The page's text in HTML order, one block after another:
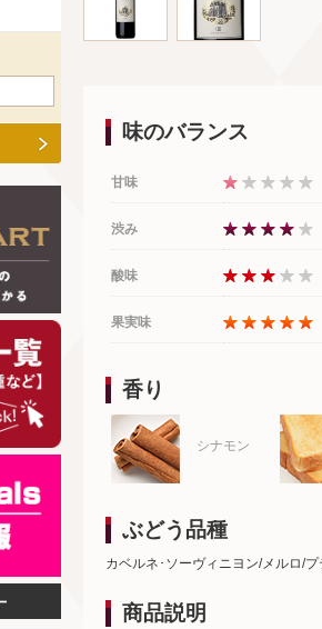
味のバランス
甘味
渋み
酸味
果実味
香り
シナモン
ぶどう品種
カベルネ･ソーヴィニヨン/メルロ/
商品説明